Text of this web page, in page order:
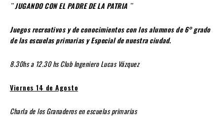
¨ JUGANDO CON EL PADRE DE LA PATRIA ¨
Juegos recreativos y de conocimientos con los alumnos de 6° grado
de las escuelas primarias y Especial de nuestra ciudad.
8.30hs a 12.30 hs Club Ingeniero Lucas Vázquez
Viernes 14 de Agosto
Charla de los Granaderos en escuelas primarias